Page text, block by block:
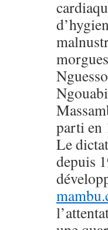
parti en
Le
depuis